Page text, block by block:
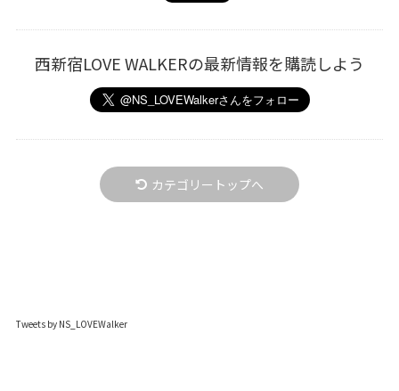
西新宿LOVE WALKERの最新情報を購読しよう
カテゴリートップへ
Tweets by NS_LOVEWalker